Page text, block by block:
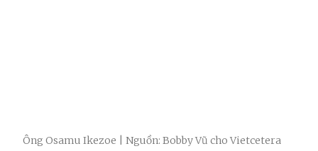
Ông Osamu Ikezoe | Nguồn: Bobby Vũ cho Vietcetera